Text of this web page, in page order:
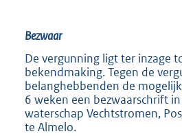
Bezwaar
De vergunning ligt ter inzage
bekendmaking. Tegen de
belanghebbenden de
6 weken een bezwaarschrift
waterschap Vechtstromen,
te Almelo.